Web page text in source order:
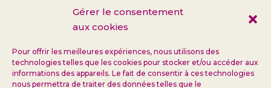
Gérer le consentement
aux cookies
Pour offrir les meilleures expériences, nous utilisons des
technologies telles que les cookies pour stocker et/ou accéder aux
informations des appareils. Le fait de consentir à ces technologies
nous permettra de traiter des données telles que le
49 route du Martret
17610 Chérac
+33 (0)5 46 93 00 56